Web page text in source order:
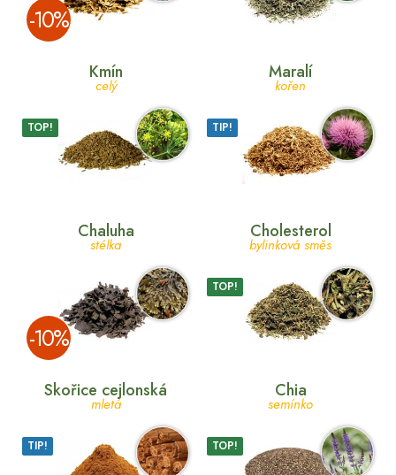
­-10%
Kmín
celý
TOP!
Maralí
kořen
TIP!
Chaluha
stélka
­-10%
Cholesterol
bylinková směs
TOP!
Skořice cejlonská
mletá
TIP!
Chia
semínko
TOP!